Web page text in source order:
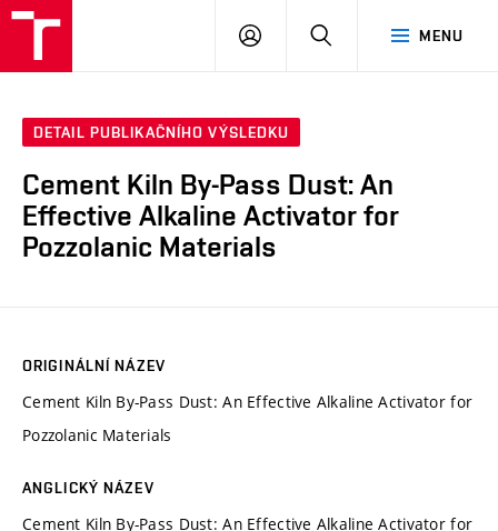
MENU
PŘIHLÁSIT
DETAIL PUBLIKAČNÍHO VÝSLEDKU
Cement Kiln By-Pass Dust: An
Effective Alkaline Activator for
Pozzolanic Materials
ORIGINÁLNÍ NÁZEV
Cement Kiln By-Pass Dust: An Effective Alkaline Activator for
Pozzolanic Materials
ANGLICKÝ NÁZEV
Cement Kiln By-Pass Dust: An Effective Alkaline Activator for